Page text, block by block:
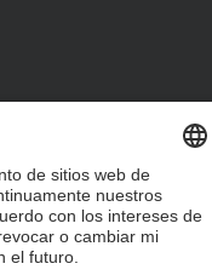
de Caminos,